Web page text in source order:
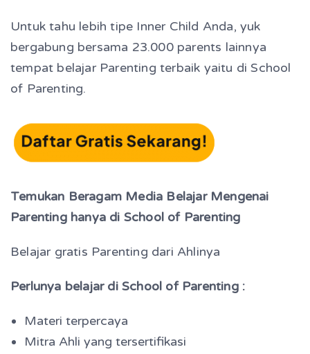
Untuk tahu lebih tipe Inner Child Anda, yuk
bergabung bersama 23.000 parents lainnya
tempat belajar Parenting terbaik yaitu di School
of Parenting.
Temukan Beragam Media Belajar Mengenai
Parenting hanya di School of Parenting
Belajar gratis Parenting dari Ahlinya
Perlunya belajar di School of Parenting :
Materi terpercaya
Mitra Ahli yang tersertifikasi